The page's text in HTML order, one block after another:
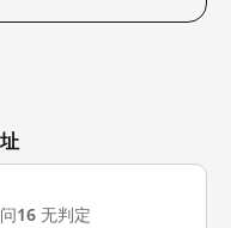
16 无判定